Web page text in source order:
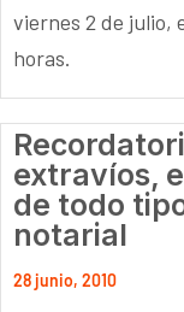
viernes 2 de julio,
horas.
extravíos,
de todo
notarial
28 junio, 2010